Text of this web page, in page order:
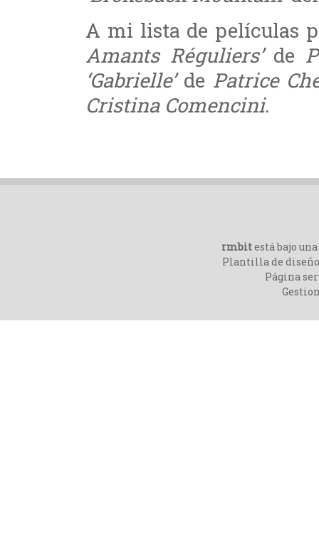
A mi lista de películas
Amants Réguliers’de
‘Gabrielle’de Patrice
Cristina Comencini.
rmbitestá bajo una
Plantilla de
Página